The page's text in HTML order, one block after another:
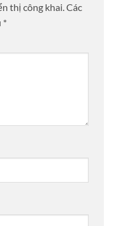
thị công khai.Các
*